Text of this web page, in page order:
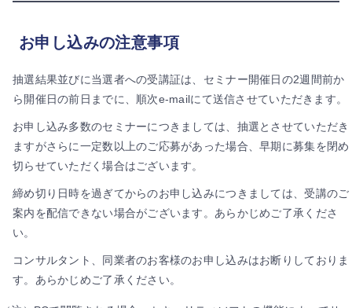
お申し込みの注意事項
抽選結果並びに当選者への受講証は、セミナー開催日の2週間前か
ら開催日の前日までに、順次e-mailにて送信させていただきます。
お申し込み多数のセミナーにつきましては、抽選とさせていただき
ますがさらに一定数以上のご応募があった場合、早期に募集を閉め
切らせていただく場合はございます。
締め切り日時を過ぎてからのお申し込みにつきましては、受講のご
案内を配信できない場合がございます。あらかじめご了承くださ
い。
コンサルタント、同業者のお客様のお申し込みはお断りしておりま
す。あらかじめご了承ください。